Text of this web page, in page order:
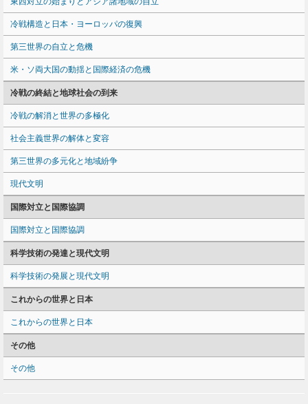
冷戦構造と日本・ヨーロッパの復興
第三世界の自立と危機
米・ソ両大国の動揺と国際経済の危機
冷戦の終結と地球社会の到来
冷戦の解消と世界の多極化
社会主義世界の解体と変容
第三世界の多元化と地域紛争
現代文明
国際対立と国際協調
国際対立と国際協調
科学技術の発達と現代文明
科学技術の発展と現代文明
これからの世界と日本
これからの世界と日本
その他
その他